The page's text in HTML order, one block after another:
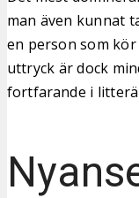
man även kunnat
en person som
uttryck är dock
fortfarande i